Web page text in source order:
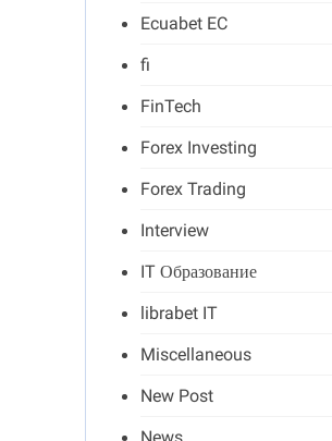
Ecuabet EC
fi
FinTech
Forex Investing
Forex Trading
Interview
IT Образование
librabet IT
Miscellaneous
New Post